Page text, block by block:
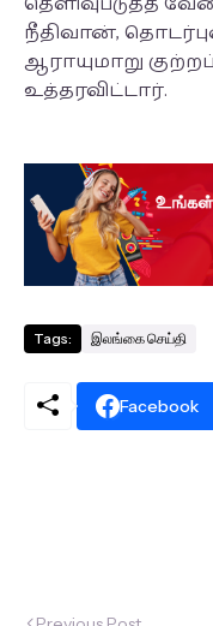
நீதிவான்,
ஆராயுமாறு
உத்தரவிட்டார்.
Tags: இலங்கை செய்தி
Facebook